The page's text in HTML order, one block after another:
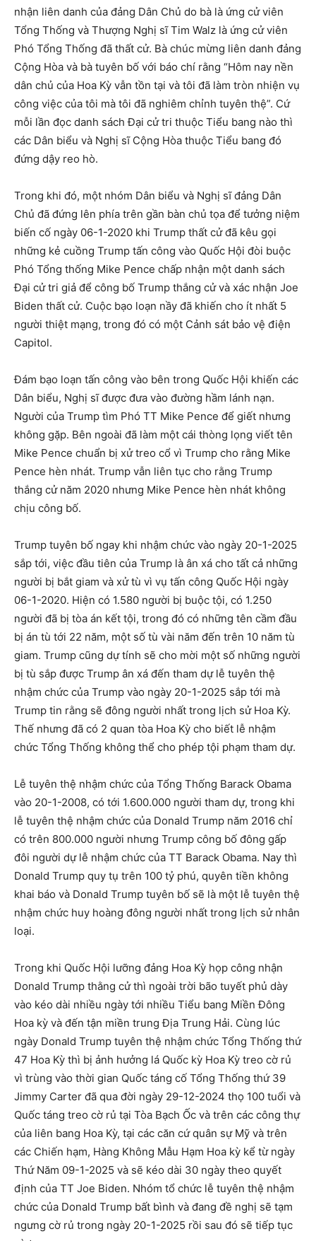
nhận liên danh của đảng Dân Chủ do bà là ứng cử viên
Tổng Thống và Thượng Nghị sĩ Tim Walz là ứng cử viên
Phó Tổng Thống đã thất cử. Bà chúc mừng liên danh đảng
Cộng Hòa và bà tuyên bố với báo chí rằng “Hôm nay nền
dân chủ của Hoa Kỳ vẫn tồn tại và tôi đã làm tròn nhiện vụ
công việc của tôi mà tôi đã nghiêm chỉnh tuyên thệ”. Cứ
mỗi lần đọc danh sách Đại cử tri thuộc Tiểu bang nào thì
các Dân biểu và Nghị sĩ Cộng Hòa thuộc Tiểu bang đó
đứng dậy reo hò.
Trong khi đó, một nhóm Dân biểu và Nghị sĩ đảng Dân
Chủ đã đứng lên phía trên gần bàn chủ tọa để tưởng niệm
biến cố ngày 06-1-2020 khi Trump thất cử đã kêu gọi
những kẻ cuồng Trump tấn công vào Quốc Hội đòi buộc
Phó Tổng thống Mike Pence chấp nhận một danh sách
Đại cử tri giả để công bố Trump thắng cử và xác nhận Joe
Biden thất cử. Cuộc bạo loạn nầy đã khiến cho ít nhất 5
người thiệt mạng, trong đó có một Cảnh sát bảo vệ điện
Capitol.
Đám bạo loạn tấn công vào bên trong Quốc Hội khiến các
Dân biểu, Nghị sĩ được đưa vào đường hầm lánh nạn.
Người của Trump tìm Phó TT Mike Pence để giết nhưng
không gặp. Bên ngoài đã làm một cái thòng lọng viết tên
Mike Pence chuẩn bị xử treo cổ vì Trump cho rằng Mike
Pence hèn nhát. Trump vẫn liên tục cho rằng Trump
thắng cử năm 2020 nhưng Mike Pence hèn nhát không
chịu công bố.
Trump tuyên bố ngay khi nhậm chức vào ngày 20-1-2025
sắp tới, việc đầu tiên của Trump là ân xá cho tất cả những
người bị bắt giam và xử tù vì vụ tấn công Quốc Hội ngày
06-1-2020. Hiện có 1.580 người bị buộc tội, có 1.250
người đã bị tòa án kết tội, trong đó có những tên cầm đầu
bị án tù tới 22 năm, một số tù vài năm đến trên 10 năm tù
giam. Trump cũng dự tính sẽ cho mời một số những người
bị tù sắp được Trump ân xá đến tham dự lễ tuyên thệ
nhậm chức của Trump vào ngày 20-1-2025 sắp tới mà
Trump tin rằng sẽ đông người nhất trong lịch sử Hoa Kỳ.
Thế nhưng đã có 2 quan tòa Hoa Kỳ cho biết lễ nhậm
chức Tổng Thống không thể cho phép tội phạm tham dự.
Lễ tuyên thệ nhậm chức của Tổng Thống Barack Obama
vào 20-1-2008, có tới 1.600.000 người tham dự, trong khi
lễ tuyên thệ nhậm chức của Donald Trump năm 2016 chỉ
có trên 800.000 người nhưng Trump công bố đông gấp
đôi người dự lễ nhậm chức của TT Barack Obama. Nay thì
Donald Trump quy tụ trên 100 tỷ phú, quyên tiền không
khai báo và Donald Trump tuyên bố sẽ là một lễ tuyên thệ
nhậm chức huy hoàng đông người nhất trong lịch sử nhân
loại.
Trong khi Quốc Hội lưỡng đảng Hoa Kỳ họp công nhận
Donald Trump thằng cử thì ngoài trời bão tuyết phủ dày
vào kéo dài nhiều ngày tới nhiều Tiểu bang Miền Đông
Hoa kỳ và đến tận miền trung Địa Trung Hải. Cùng lúc
ngày Donald Trump tuyên thệ nhậm chức Tổng Thống thứ
47 Hoa Kỳ thì bị ảnh hưởng lá Quốc kỳ Hoa Kỳ treo cờ rủ
vì trùng vào thời gian Quốc táng cố Tổng Thống thứ 39
Jimmy Carter đã qua đời ngày 29-12-2024 thọ 100 tuổi và
Quốc táng treo cờ rủ tại Tòa Bạch Ốc và trên các công thự
của liên bang Hoa Kỳ, tại các căn cứ quân sự Mỹ và trên
các Chiến hạm, Hàng Không Mẫu Hạm Hoa kỳ kể từ ngày
Thứ Năm 09-1-2025 và sẽ kéo dài 30 ngày theo quyết
định của TT Joe Biden. Nhóm tổ chức lễ tuyên thệ nhậm
chức của Donald Trump bất bình và đang đề nghị sẽ tạm
ngưng cờ rủ trong ngày 20-1-2025 rồi sau đó sẽ tiếp tục